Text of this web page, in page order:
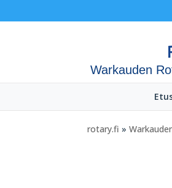
Warkauden
rotary.fi »